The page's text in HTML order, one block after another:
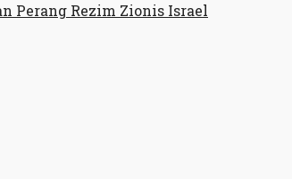
Perang Rezim Zionis Israel